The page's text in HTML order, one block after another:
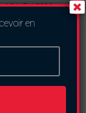
18 juillet 2026
en